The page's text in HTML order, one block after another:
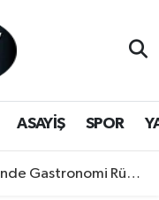
ASAYİŞ SPOR
Yıldızı "Manisa Kebabı" Oldu!